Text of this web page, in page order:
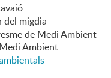
del migdia
de Medi Ambient
Ambient